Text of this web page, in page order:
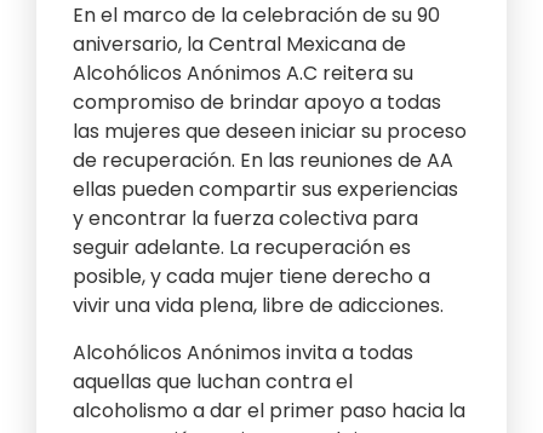
En el marco de la celebración de su 90
aniversario, la Central Mexicana de
Alcohólicos Anónimos A.C reitera su
compromiso de brindar apoyo a todas
las mujeres que deseen iniciar su proceso
de recuperación. En las reuniones de AA
ellas pueden compartir sus experiencias
y encontrar la fuerza colectiva para
seguir adelante. La recuperación es
posible, y cada mujer tiene derecho a
vivir una vida plena, libre de adicciones.
Alcohólicos Anónimos invita a todas
aquellas que luchan contra el
alcoholismo a dar el primer paso hacia la